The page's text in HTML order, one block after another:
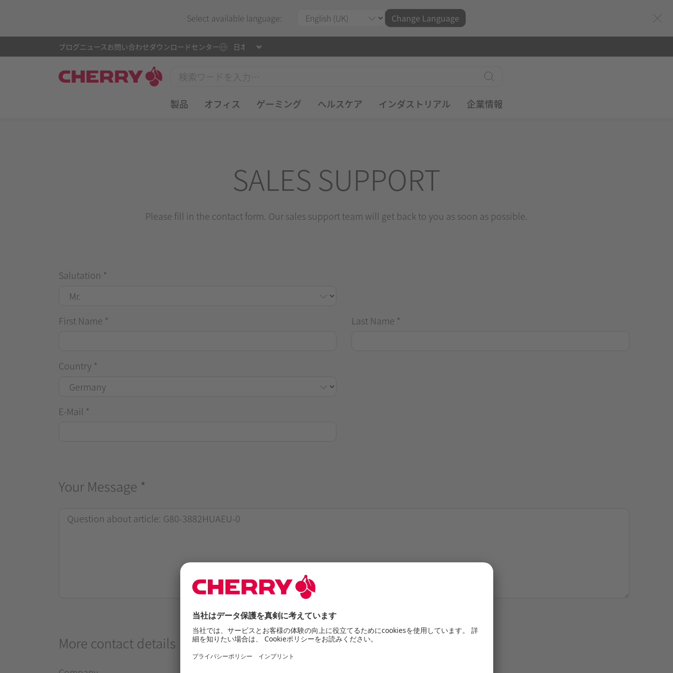
Select available language: Change Language
製品 オフィス ゲーミング ヘルスケア インダストリアル 企業情報
ブログニュース お問い合わせダウンロードセンター
SALES SUPPORT
Please fill in the contact form. Our sales support team will get back to you as soon as possible.
Salutation *
First Name * Last Name *
Country *
E-Mail *
Your Message *
More contact details